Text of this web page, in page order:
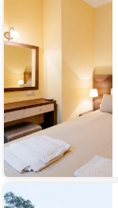
База
отдыха